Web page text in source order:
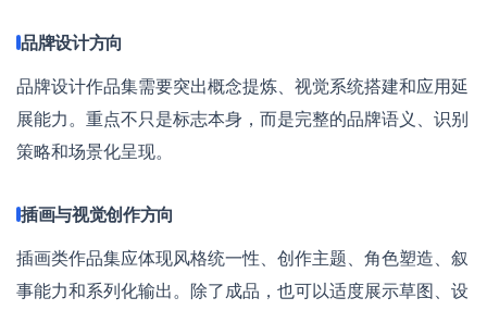
品牌设计方向
品牌设计作品集需要突出概念提炼、视觉系统搭建和应用延
展能力。重点不只是标志本身，而是完整的品牌语义、识别
策略和场景化呈现。
插画与视觉创作方向
插画类作品集应体现风格统一性、创作主题、角色塑造、叙
事能力和系列化输出。除了成品，也可以适度展示草图、设